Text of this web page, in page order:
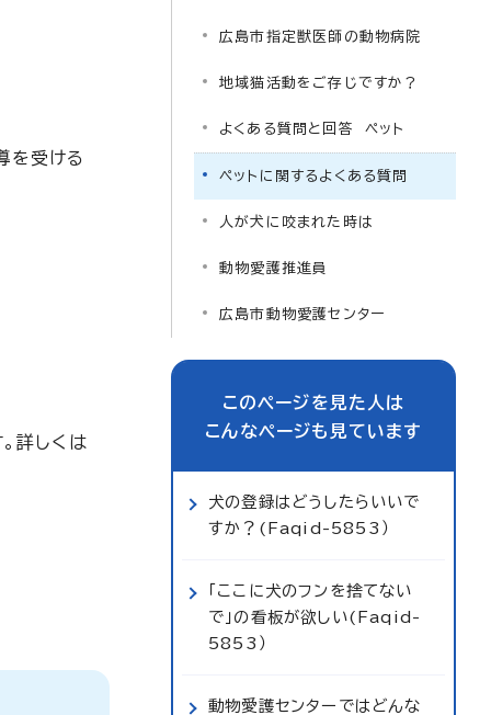
を受ける
詳しくは
広島市指定獣医師の動物病院
地域猫活動をご存じですか？
よくある質問と回答 ペット
ペットに関するよくある質問
人が犬に咬まれた時は
動物愛護推進員
広島市動物愛護センター
このページを見た人は
こんなページも見ています
犬の登録はどうしたらいいで
すか？(Faqid-5853）
「ここに犬のフンを捨てない
で」の看板が欲しい(Faqid-
5853）
動物愛護センターではどんな